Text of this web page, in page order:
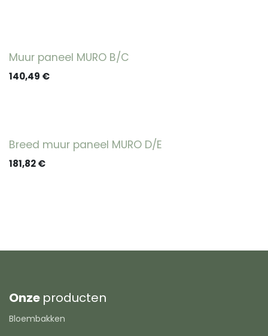
Muur paneel MURO B/C
140,49 €
Breed muur paneel MURO D/E
181,82€
Onze producten
Bloembakken